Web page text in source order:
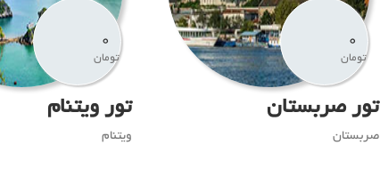
0
تومان
تور صربستان
صربستان
0
تومان
تور ویتنام
ویتنام